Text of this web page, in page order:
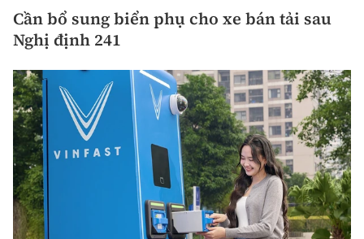
Cần bổ sung biển phụ cho xe bán tải sau
Nghị định 241